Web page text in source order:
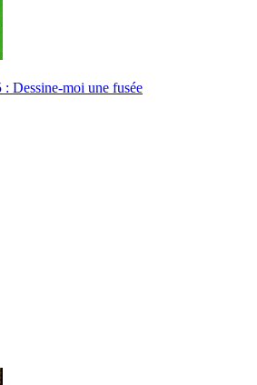
Dessine-moi une fusée